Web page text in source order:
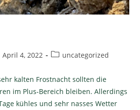
April 4, 2022 uncategorized
kalten Frostnacht sollten die
im Plus-Bereich bleiben. Allerdings
kühles und sehr nasses Wetter